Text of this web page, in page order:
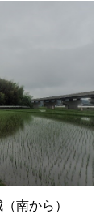
南から）